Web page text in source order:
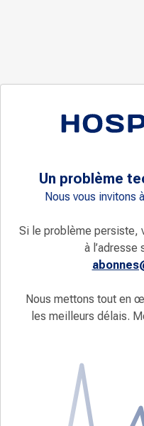
Un problème
Nous vous invitons
Si le problème persiste,
à l’adresse
Nous mettons tout en
les meilleurs délais.